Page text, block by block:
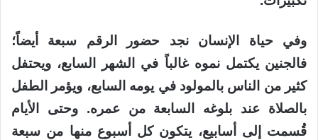
وفي حياة الإنسان نجد حضور الرقم سبعة أيضاً؛
فالجنين يكتمل نموه غالباً في الشهر السابع، ويحتفل
كثير من الناس بالمولود في يومه السابع، ويؤمر الطفل
بالصلاة عند بلوغه السابعة من عمره. وحتى الأيام
قُسمت إلى أسابيع، يتكون كل أسبوع منها من سبعة